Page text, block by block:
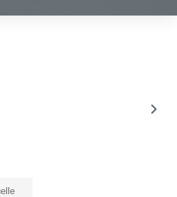
GÉRER
Locative
DE NOUS